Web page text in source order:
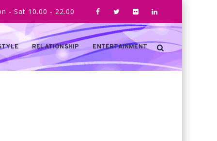
- Sat 10.00 - 22.00
RELATIONSHIP ENTERTAINMENT